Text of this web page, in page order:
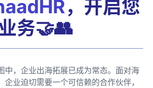
，开启您
务🤝👥
中，企业出海拓展已成为常态。面对海
企业迫切需要一个可信赖的合作伙伴，